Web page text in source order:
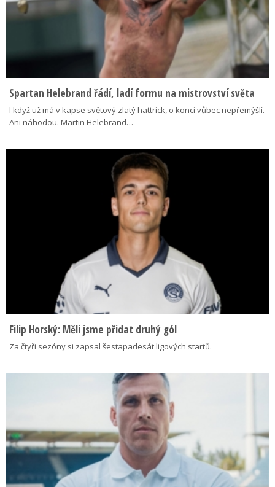
Spartan Helebrand řádí, ladí formu na mistrovství světa
I když už má v kapse světový zlatý hattrick, o konci vůbec nepřemýšlí.
Ani náhodou. Martin Helebrand…
Filip Horský: Měli jsme přidat druhý gól
Za čtyři sezóny si zapsal šestapadesát ligových startů.